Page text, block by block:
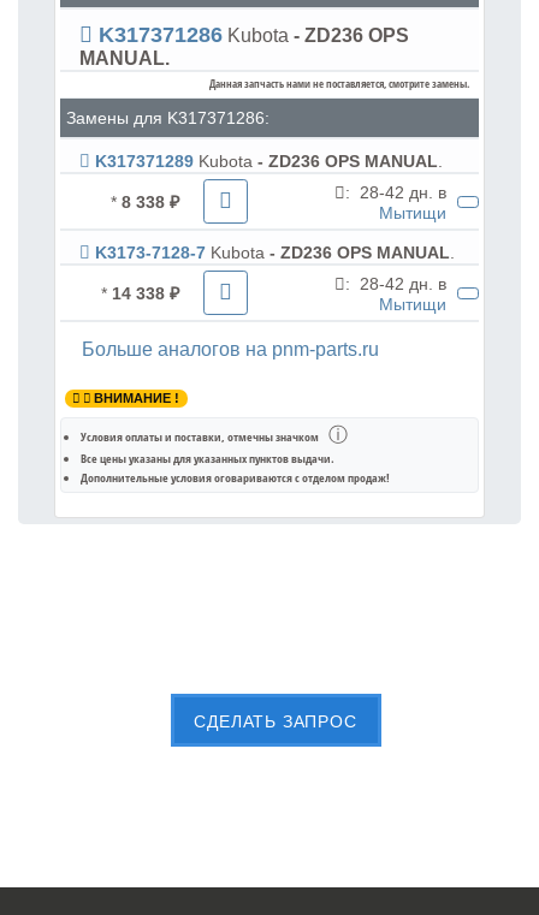
K317371286 Kubota - ZD236 OPS
MANUAL.
Данная запчасть нами не поставляется, смотрите замены.
Замены для K317371286:
K317371289 Kubota - ZD236 OPS MANUAL.
* 8 338 ₽ : 28-42 дн. в
Мытищи
K3173-7128-7 Kubota - ZD236 OPS MANUAL.
* 14 338 ₽ : 28-42 дн. в
Мытищи
Больше аналогов на pnm-parts.ru
ВНИМАНИЕ !
Условия оплаты и поставки, отмечны значком ⓘ
Все цены указаны дляуказанных пунктов выдачи.
Дополнительные условия оговариваются с отделом продаж!
CДЕЛАТЬ ЗАПРОС